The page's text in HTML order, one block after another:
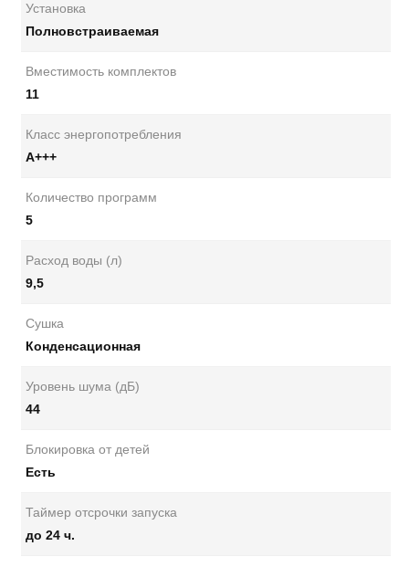
Установка
Полновстраиваемая
Вместимость комплектов
11
Класс энергопотребления
А+++
Количество программ
5
Расход воды (л)
9,5
Сушка
Конденсационная
Уровень шума (дБ)
44
Блокировка от детей
Есть
Таймер отсрочки запуска
до 24 ч.